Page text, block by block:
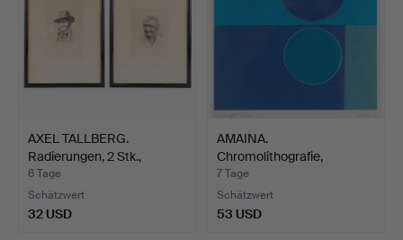
AXEL TALLBERG.
Radierungen, 2 Stk.,
Porträ…
6 Tage
Schätzwert
32 USD
AMAINA.
Chromolithografie,
"Midnight Moon"…
7 Tage
Schätzwert
53 USD